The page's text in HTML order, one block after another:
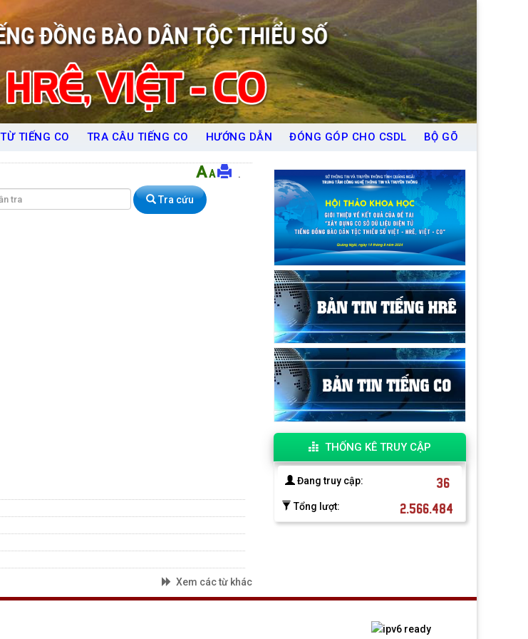
TIẾNG CO TRA CÂU TIẾNG CO HƯỚNG DẪN ĐÓNG GÓP CHO CSDL BỘ GÕ
AA .
Tra cứu
Xem các từ khác
THỐNG KÊ TRUY CẬP
36
Đang truy cập:
2.566.484
Tổng lượt: